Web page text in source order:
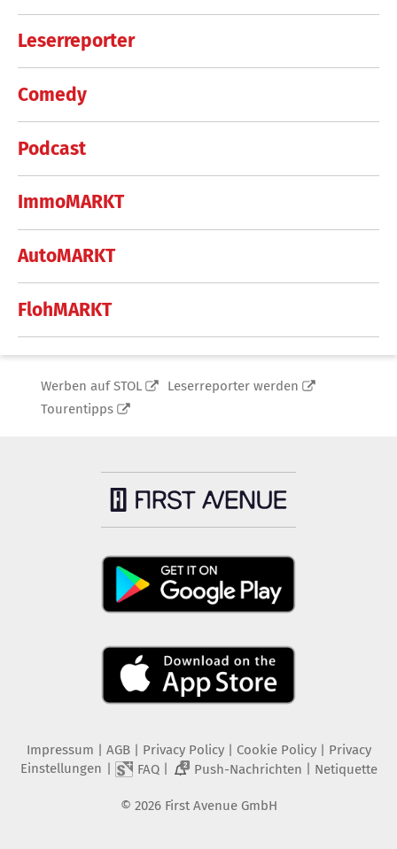
Leserreporter
Comedy
Podcast
ImmoMARKT
AutoMARKT
FlohMARKT
Werben auf STOL
Leserreporter werden
Tourentipps
Impressum | AGB | Privacy Policy| Cookie Policy| Privacy
Einstellungen | FAQ| 2 Push-Nachrichten | Netiquette
© 2026 First Avenue GmbH